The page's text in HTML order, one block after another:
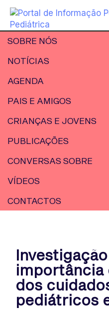
SOBRE NÓS
NOTÍCIAS
AGENDA
PAIS E AMIGOS
CRIANÇAS E JOVENS
PUBLICAÇÕES
CONVERSAS SOBRE
VÍDEOS
CONTACTOS
dos
pediátricos